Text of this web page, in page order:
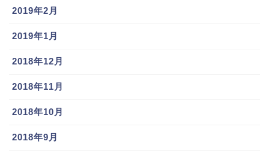
2019年2月
2019年1月
2018年12月
2018年11月
2018年10月
2018年9月